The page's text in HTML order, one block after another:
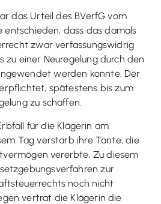
das Urteil des BVerfG vom
entschieden, dass das damals
zwar verfassungswidrig
einer Neuregelung durch den
werden konnte. Der
spätestens bis zum
zu schaffen.
für die Klägerin am
Tag verstarb ihre Tante, die
vererbte. Zu diesem
zur
noch nicht
vertrat die Klägerin die